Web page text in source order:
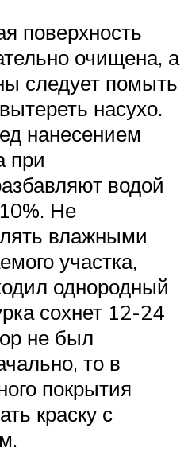
поверхность
очищена, а
следует помыть
насухо.
нанесением
при
водой
Не
влажными
участка,
однородный
сохнет 12-24
не был
то в
покрытия
краску с